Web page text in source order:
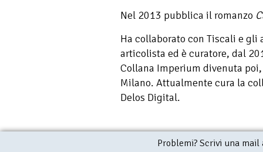
Nel 2013 pubblica il romanzo
Ha collaborato con Tiscali e
articolista ed è curatore, dal
Collana Imperium divenuta
Milano. Attualmente cura la
Delos Digital.
Problemi? Scrivi una